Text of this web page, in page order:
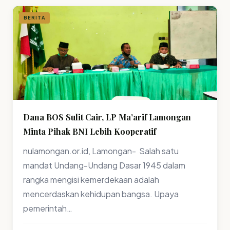
BERITA
Dana BOS Sulit Cair, LP Ma’arif Lamongan
Minta Pihak BNI Lebih Kooperatif
nulamongan.or.id, Lamongan- Salah satu
mandat Undang-Undang Dasar 1945 dalam
rangka mengisi kemerdekaan adalah
mencerdaskan kehidupan bangsa. Upaya
pemerintah…